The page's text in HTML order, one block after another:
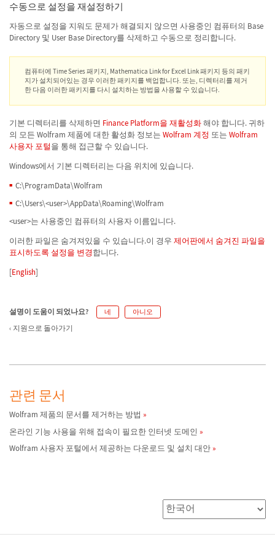
수동으로 설정을 재설정하기
자동으로 설정을 지워도 문제가 해결되지 않으면 사용중인 컴퓨터의 Base
Directory 및 User Base Directory를 삭제하고 수동으로 정리합니다.
컴퓨터에 Time Series 패키지, Mathematica Link for Excel Link 패키지 등의 패키
지가 설치되어있는 경우 이러한 패키지를 백업합니다. 또는, 디렉터리를 제거
한 다음 이러한 패키지를 다시 설치하는 방법을 사용할 수 있습니다.
기본 디렉터리를 삭제하면 Finance Platform을 재활성화해야 합니다. 귀하
의 모든 Wolfram 제품에 대한 활성화 정보는 Wolfram 계정 또는 Wolfram
사용자 포털을 통해 접근할 수 있습니다.
Windows에서 기본 디렉터리는 다음 위치에 있습니다.
C:\ProgramData\Wolfram
C:\Users\<user>\AppData\Roaming\Wolfram
<user>는 사용중인 컴퓨터의 사용자 이름입니다.
이러한 파일은 숨겨져있을 수 있습니다.이 경우 제어판에서 숨겨진 파일을
표시하도록 설정을 변경합니다.
[English]
설명이 도움이 되었나요? 네 아니오
지원으로 돌아가기
관련 문서
Wolfram 제품의 문서를 제거하는 방법
온라인 기능 사용을 위해 접속이 필요한 인터넷 도메인
Wolfram 사용자 포털에서 제공하는 다운로드 및 설치 대안